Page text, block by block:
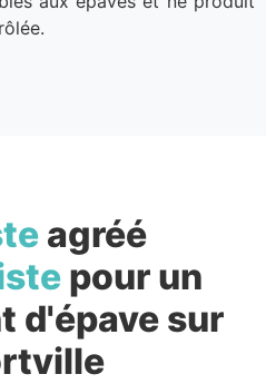
agréé
pour un
d'épave sur